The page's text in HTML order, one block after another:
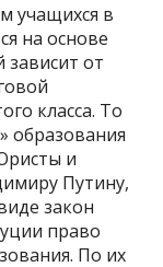
учащихся в
на основе
от
класса. То
образования
и
Путину,
закон
право
По их